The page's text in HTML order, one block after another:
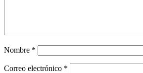
Nombre *
Correo electrónico *